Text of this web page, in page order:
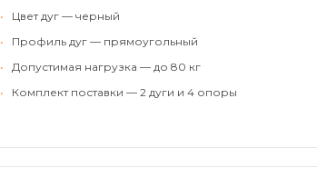
•
Цвет дуг — черный
•
Профиль дуг — прямоугольный
•
Допустимая нагрузка — до 80 кг
•
Комплект поставки — 2 дуги и 4 опоры